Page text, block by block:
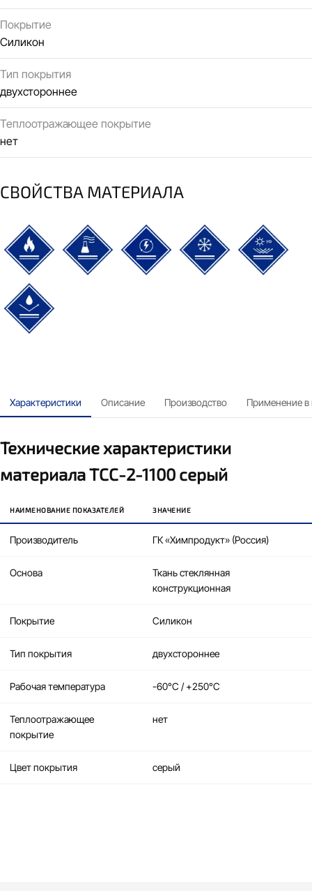
Покрытие
Силикон
Тип покрытия
двухстороннее
Теплоотражающее покрытие
нет
СВОЙСТВА МАТЕРИАЛА
термостойкийхимически стойкийэлектроизоляционный
морозостойкий
УФ-
водонепроницаемый
Характеристики Описание Производство Применение в
Технические характеристики
материала ТСС-2-1100 серый
НАИМЕНОВАНИЕ ПОКАЗАТЕЛЕЙ ЗНАЧЕНИЕ
Производитель ГК «Химпродукт» (Россия)
Основа
Ткань стеклянная
конструкционная
Покрытие Силикон
Тип покрытия двухстороннее
Рабочая температура -60°C / +250°C
Теплоотражающее
покрытие
нет
Цвет покрытия серый